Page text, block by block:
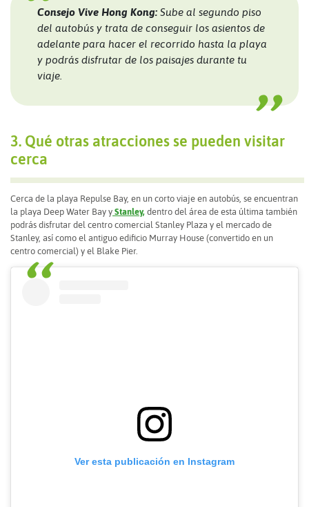
Consejo Vive Hong Kong: Sube al segundo piso
del autobús y trata de conseguir los asientos de
adelante para hacer el recorrido hasta la playa
y podrás disfrutar de los paisajes durante tu
viaje.
3. Qué otras atracciones se pueden visitar
cerca
Cerca de la playa Repulse Bay, en un corto viaje en autobús, se encuentran
la playa Deep Water Bay y Stanley, dentro del área de esta última también
podrás disfrutar del centro comercial Stanley Plaza y el mercado de
Stanley, así como el antiguo edificio Murray House (convertido en un
centro comercial) y el Blake Pier.
Ver esta publicación en Instagram